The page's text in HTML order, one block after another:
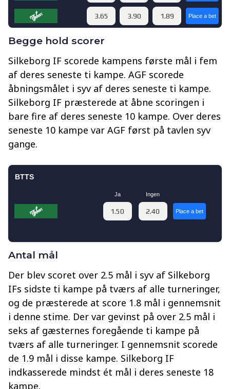
Begge hold scorer
Silkeborg IF scorede kampens første mål i fem
af deres seneste ti kampe. AGF scorede
åbningsmålet i syv af deres seneste ti kampe.
Silkeborg IF præsterede at åbne scoringen i
bare fire af deres seneste 10 kampe. Over deres
seneste 10 kampe var AGF først på tavlen syv
gange.
Antal mål
Der blev scoret over 2.5 mål i syv af Silkeborg
IFs sidste ti kampe på tværs af alle turneringer,
og de præsterede at score 1.8 mål i gennemsnit
i denne stime. Der var gevinst på over 2.5 mål i
seks af gæsternes foregående ti kampe på
tværs af alle turneringer. I gennemsnit scorede
de 1.9 mål i disse kampe. Silkeborg IF
indkasserede mindst ét mål i deres seneste 18
kampe.